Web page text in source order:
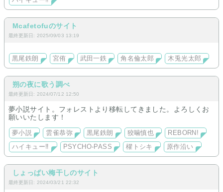
Mcafetofuのサイト
最終更新日: 2025/09/03 13:19
黒尾鉄朗 宮侑 武田一鉄 角名倫太郎 木兎光太郎
朔の夜に歌う調べ
最終更新日: 2024/07/12 12:50
夢小説サイト。フォレストより移転してきました。よろしくお
願いいたします！
夢小説 雲雀恭弥 黒尾鉄朗 狡噛慎也
REBORN!
ハイキュー‼︎
PSYCHO-PASS 櫂トシキ 原作沿い
しょっぱい梅干しのサイト
最終更新日: 2024/03/21 22:32